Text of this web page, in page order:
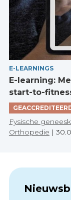
E-LEARNINGS
E-learning:
start-to-
Fysische
Orthopedie |